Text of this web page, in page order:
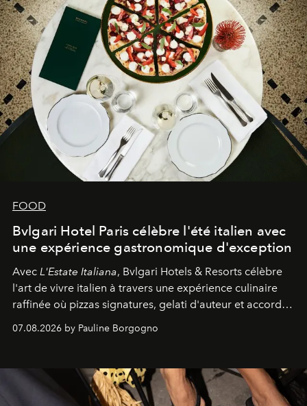
FOOD
Bvlgari Hotel Paris célèbre l'été italien avec
une expérience gastronomique d'exception
Avec L'Estate Italiana, Bvlgari Hotels & Resorts célèbre
l'art de vivre italien à travers une expérience culinaire
raffinée où pizzas signatures, gelati d'auteur et accords
07.08.2026 by Pauline Borgogno